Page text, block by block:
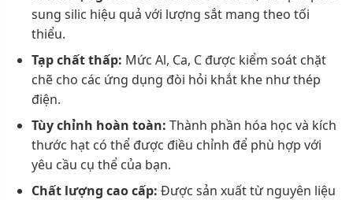
sung silic hiệu quả với lượng sắt mang theo tối
thiểu.
Tạp chất thấp: Mức Al, Ca, C được kiểm soát chặt
chẽ cho các ứng dụng đòi hỏi khắt khe như thép
điện.
Tùy chỉnh hoàn toàn: Thành phần hóa học và kích
thước hạt có thể được điều chỉnh để phù hợp với
yêu cầu cụ thể của bạn.
Chất lượng cao cấp: Được sản xuất từ nguyên liệu